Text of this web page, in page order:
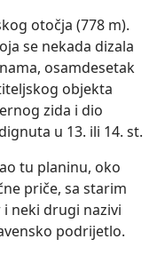
otočja (778 m).
se nekada dizala
osamdesetak
objekta
zida i dio
u 13. ili 14. st.
tu planinu, oko
priče, sa starim
neki drugi nazivi
podrijetlo.